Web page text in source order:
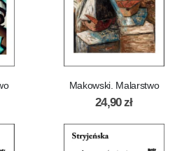
Makowski. Malarstwo
24,90zł